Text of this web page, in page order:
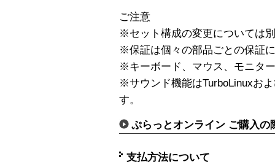
ご注意
※セット構成の変更については
※保証は個々の部品ごとの保証
※キーボード、マウス、モニタ
※サウンド機能はTurboLinuxお
す。
ぷらっとオンライン ご購入の
支払方法について